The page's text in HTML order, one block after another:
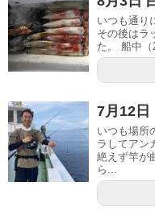
いつも通り
その後はラ
た。 船中（
7月12
いつも場所
ラしてアン
絶えず竿が
ら...